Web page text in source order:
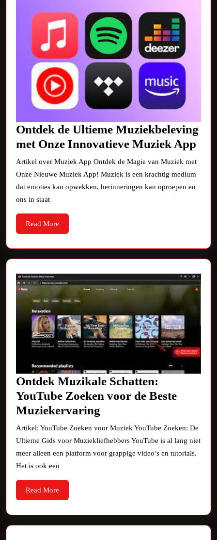
Ontdek de Ultieme Muziekbeleving
met Onze Innovatieve Muziek App
de
Artikel over Muziek App Ontdek de Magie van Muziek met
Onze Nieuwe Muziek App! Muziek is een krachtig medium
dat emoties kan opwekken, herinneringen kan oproepen en
ons in staat
Read More
More
Ontdek Muzikale Schatten:
YouTube Zoeken voor de Beste
Muziekervaring
Muzikale
Schatten:
YouTube
Beste
Muziekervaring
Artikel: YouTube Zoeken voor Muziek YouTube Zoeken: De
Ultieme Gids voor Muziekliefhebbers YouTube is al lang niet
meer alleen een platform voor grappige video’s en tutorials.
Het is ook een
Read More
More